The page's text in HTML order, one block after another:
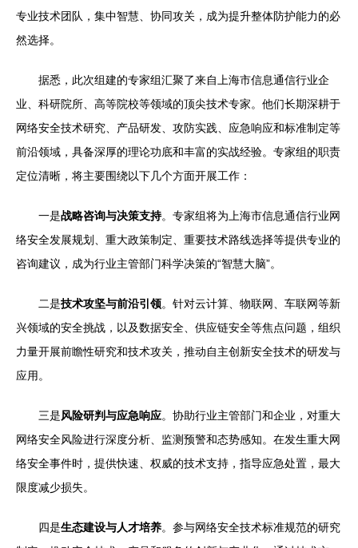
专业技术团队，集中智慧、协同攻关，成为提升整体防护能力的必
然选择。
据悉，此次组建的专家组汇聚了来自上海市信息通信行业企
业、科研院所、高等院校等领域的顶尖技术专家。他们长期深耕于
网络安全技术研究、产品研发、攻防实践、应急响应和标准制定等
前沿领域，具备深厚的理论功底和丰富的实战经验。专家组的职责
定位清晰，将主要围绕以下几个方面开展工作：
一是战略咨询与决策支持。专家组将为上海市信息通信行业网
络安全发展规划、重大政策制定、重要技术路线选择等提供专业的
咨询建议，成为行业主管部门科学决策的“智慧大脑”。
二是技术攻坚与前沿引领。针对云计算、物联网、车联网等新
兴领域的安全挑战，以及数据安全、供应链安全等焦点问题，组织
力量开展前瞻性研究和技术攻关，推动自主创新安全技术的研发与
应用。
三是风险研判与应急响应。协助行业主管部门和企业，对重大
网络安全风险进行深度分析、监测预警和态势感知。在发生重大网
络安全事件时，提供快速、权威的技术支持，指导应急处置，最大
限度减少损失。
四是生态建设与人才培养。参与网络安全技术标准规范的研究